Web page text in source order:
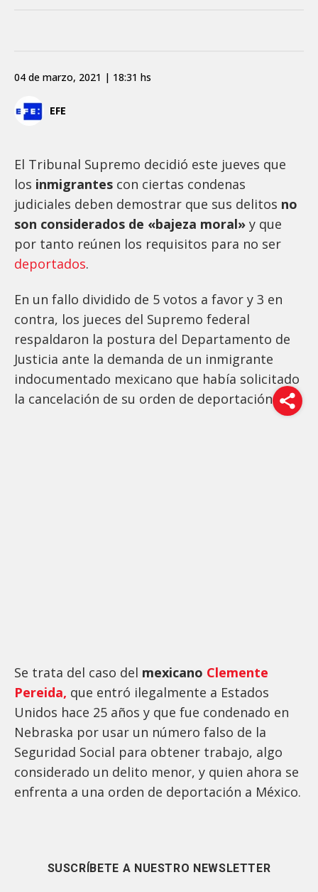
EFE
04 de marzo, 2021 | 18:31 hs
El Tribunal Supremo decidió este jueves que
los inmigrantes con ciertas condenas
judiciales deben demostrar que sus delitos no
son considerados de «bajeza moral» y que
por tanto reúnen los requisitos para no ser
deportados.
En un fallo dividido de 5 votos a favor y 3 en
contra, los jueces del Supremo federal
respaldaron la postura del Departamento de
Justicia ante la demanda de un inmigrante
indocumentado mexicano que había solicitado
la cancelación de su orden de deportación.
Se trata del caso del mexicano Clemente
Pereida, que entró ilegalmente a Estados
Unidos hace 25 años y que fue condenado en
Nebraska por usar un número falso de la
Seguridad Social para obtener trabajo, algo
considerado un delito menor, y quien ahora se
enfrenta a una orden de deportación a México.
SUSCRÍBETE A NUESTRO NEWSLETTER